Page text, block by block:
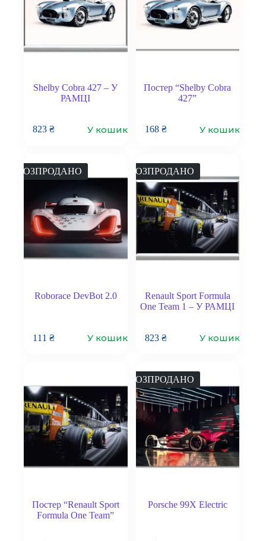
Shelby Cobra 427 – У
РАМЦІ
823₴ У кошик
Постер “Shelby Cobra
427”
168 ₴ У кошик
РОЗПРОДАНО
Roborace DevBot 2.0
111₴ У кошик
РОЗПРОДАНО
Renault Sport Formula
One Team 1 – У РАМЦІ
823 ₴ У кошик
Постер “Renault Sport
Formula One Team”
РОЗПРОДАНО
Porsche 99X Electric